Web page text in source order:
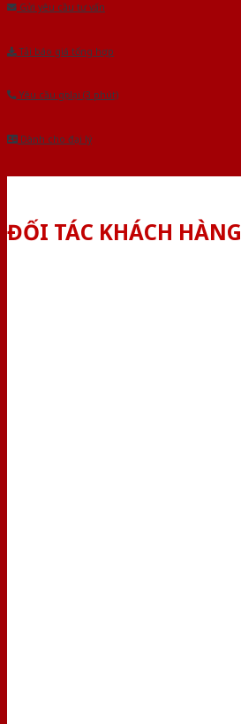
Gửi yêu cầu tư vấn
Tải báo giá tổng hợp
Yêu cầu gọi lại (3 phút)
Dành cho đại lý
ĐỐI TÁC KHÁCH HÀNG